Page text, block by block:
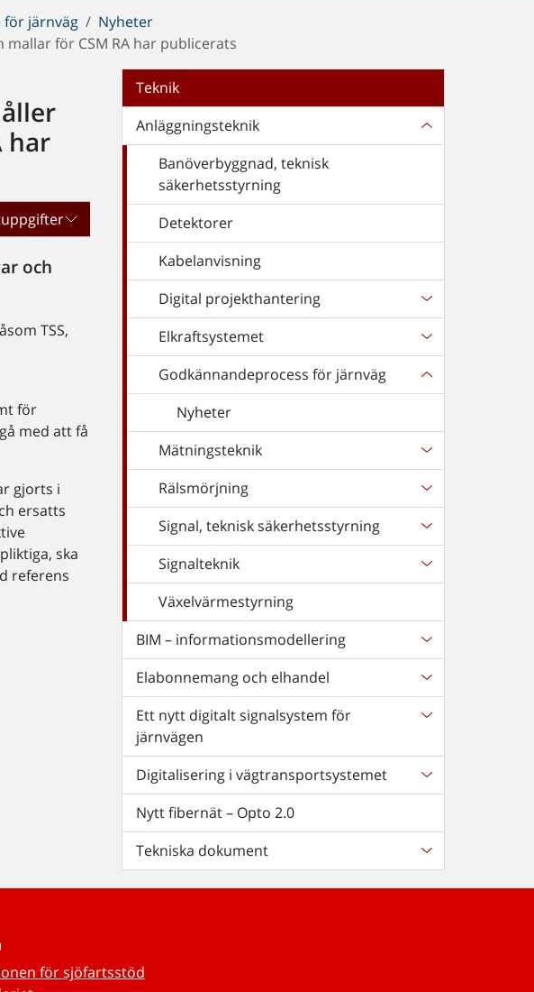
för järnväg
Nyheter
för CSM RA har publicerats
har
och
TSS,
för
med att få
gjorts i
ersatts
ska
referens
Teknik
Anläggningsteknik
Banöverbyggnad, teknisk
säkerhetsstyrning
Detektorer
Kabelanvisning
Digital projekthantering
Elkraftsystemet
Godkännandeprocess för järnväg
Nyheter
Mätningsteknik
Rälsmörjning
Signal, teknisk säkerhetsstyrning
Signalteknik
Växelvärmestyrning
BIM – informationsmodellering
Elabonnemang och elhandel
Ett nytt digitalt signalsystem för
järnvägen
Digitalisering i vägtransportsystemet
Nytt fibernät – Opto 2.0
Tekniska dokument
för sjöfartsstöd